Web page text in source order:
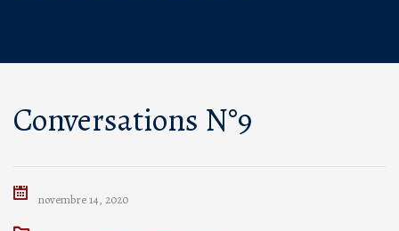
Conversations N°9
novembre 14, 2020